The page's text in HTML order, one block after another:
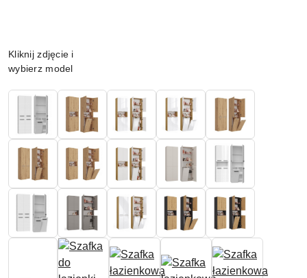
Wariant
Kliknij zdjęcie i
wybierz model